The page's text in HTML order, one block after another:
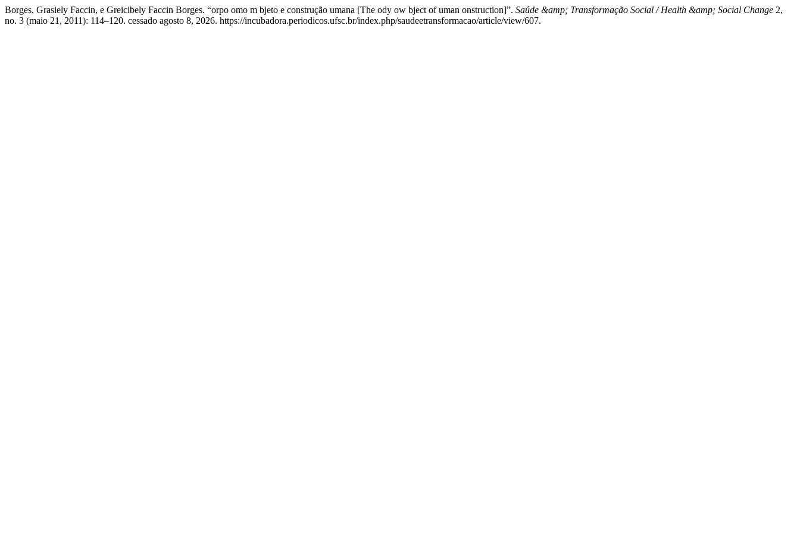
Borges, Grasiely Faccin, e Greicibely Faccin Borges. “orpo omo m bjeto e construção umana [The ody ow bject of uman onstruction]”. Saúde &amp; Transformação Social / Health &amp; Social Change 2,
no. 3 (maio 21, 2011): 114–120. cessado agosto 8, 2026. https://incubadora.periodicos.ufsc.br/index.php/saudeetransformacao/article/view/607.